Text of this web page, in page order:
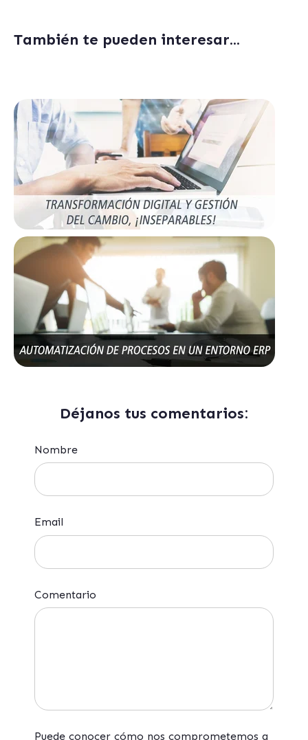
También te pueden interesar...
Déjanos tus comentarios:
Nombre
Email
Comentario
Puede conocer cómo nos comprometemos a